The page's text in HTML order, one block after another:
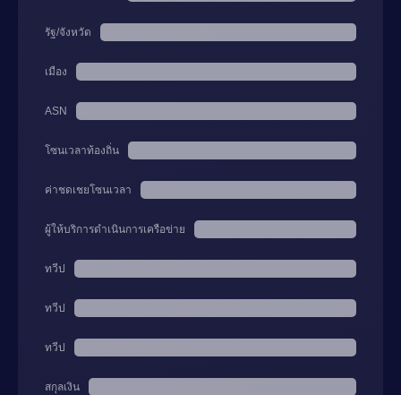
รัฐ/จังหวัด
เมือง
ASN
โซนเวลาท้องถิ่น
ค่าชดเชยโซนเวลา
ผู้ให้บริการดำเนินการเครือข่าย
ทวีป
ทวีป
ทวีป
สกุลเงิน